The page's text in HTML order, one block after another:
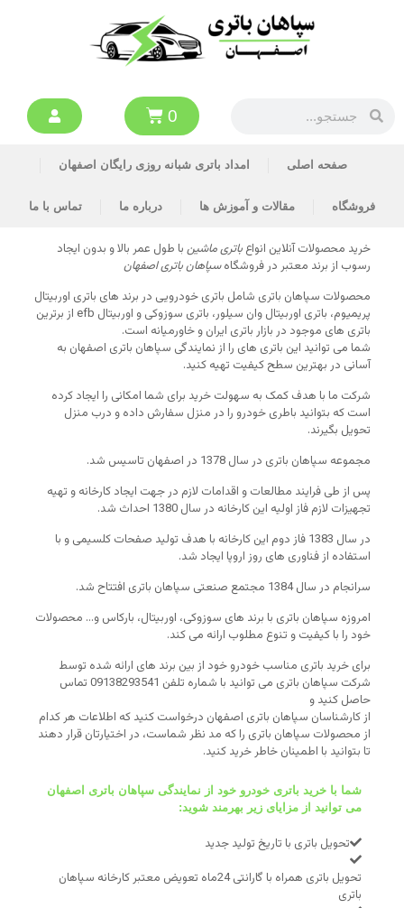
0
صفحه اصلی امداد باتری شبانه روزی رایگان اصفهان
فروشگاه مقالات و آموزش ها درباره ما تماس با ما
خرید محصولات آنلاین انواع باتری ماشینبا طول عمر بالا و بدون ایجاد
رسوب از برند معتبر در فروشگاهسپاهان باتری اصفهان
محصولات سپاهان باتری شامل باتری خودرویی در برند های باتری اوربیتال
پریمیوم، باتری اوربیتال وان سیلور، باتری سوزوکی و اوربیتال efb از برترین
باتری های موجود در بازار باتری ایران و خاورمیانه است.
شما می توانید این باتری های را از نمایندگی سپاهان باتری اصفهان به
آسانی در بهترین سطح کیفیت تهیه کنید.
شرکت ما با هدف کمک به سهولت خرید برای شما امکانی را ایجاد کرده
است که بتوانید باطری خودرو را در منزل سفارش داده و درب منزل
تحویل بگیرند.
مجموعه سپاهان باتری در سال 1378 در اصفهان تاسیس شد.
پس از طی فرایند مطالعات و اقدامات لازم در جهت ایجاد کارخانه و تهیه
تجهیزات لازم فاز اولیه این کارخانه در سال 1380 احداث شد.
در سال 1383 فاز دوم این کارخانه با هدف تولید صفحات کلسیمی و با
استفاده از فناوری های روز اروپا ایجاد شد.
سرانجام در سال 1384 مجتمع صنعتی سپاهان باتری افتتاح شد.
امروزه سپاهان باتری با برند های سوزوکی، اوربیتال، بارکاس و… محصولات
خود را با کیفیت و تنوع مطلوب ارائه می کند.
برای خرید باتری مناسب خودرو خود از بین برند های ارائه شده توسط
شرکت سپاهان باتری می توانید با شماره تلفن 09138293541 تماس
حاصل کنید و
از کارشناسان سپاهان باتری اصفهان درخواست کنید که اطلاعات هر کدام
از محصولات سپاهان باتری را که مد نظر شماست، در اختیارتان قرار دهند
تا بتوانید با اطمینان خاطر خرید کنید.
شما با خرید باتری خودرو خود از نمایندگی سپاهان باتری اصفهان
می توانید از مزایای زیر بهرمند شوید:
تحویل باتری با تاریخ تولید جدید
تحویل باتری همراه با گارانتی 24ماه تعویض معتبر کارخانه سپاهان
باتری